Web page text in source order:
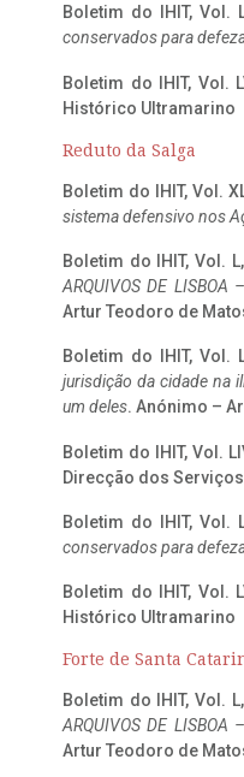
Boletim do IHIT, Vol.
conservados para
Boletim do IHIT, Vol.
Histórico Ultramarino
Reduto da Salga
Boletim do IHIT, Vol.
sistema defensivo nos
Boletim do IHIT, Vol.
ARQUIVOS DE LISBOA
Artur Teodoro de
Boletim do IHIT, Vol.
jurisdição da cidade na
um deles. Anónimo –
Boletim do IHIT, Vol.
Direcção dos
Boletim do IHIT, Vol.
conservados para
Boletim do IHIT, Vol.
Histórico Ultramarino
Forte de Santa
Boletim do IHIT, Vol.
ARQUIVOS DE LISBOA
Artur Teodoro de